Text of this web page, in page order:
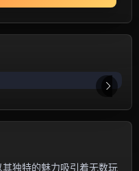
独特的魅力吸引着无数玩